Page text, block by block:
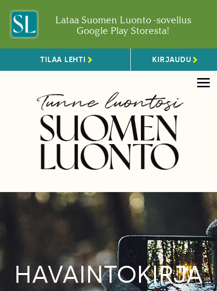
Lataa Suomen Luonto -sovellus
Google Play Storesta!
TILAA LEHTI KIRJAUDU
HAVAINTOKIRJA